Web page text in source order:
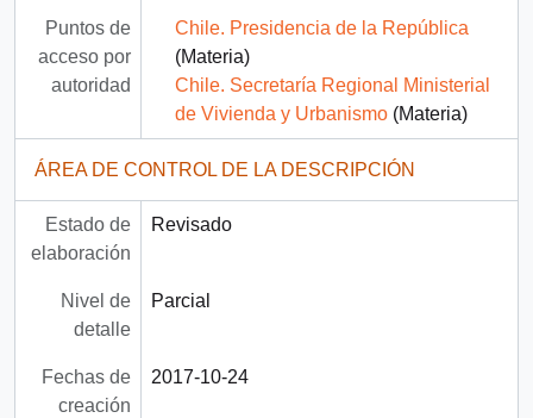
Puntos de
acceso por
autoridad
Chile. Presidencia de la República
(Materia)
Chile. Secretaría Regional Ministerial
de Vivienda y Urbanismo(Materia)
ÁREA DE CONTROL DE LA DESCRIPCIÓN
Estado de
elaboración
Revisado
Nivel de
detalle
Parcial
Fechas de
creación
2017-10-24